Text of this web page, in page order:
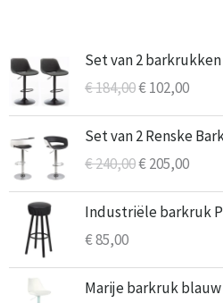
Set van 2
€184,00was:
€ 184,00.
€102,00is:
€
Set van 2 Renske
€240,00was:
€ 240,00.
€205,00is:
€
Industriële barkruk
€85,00
Marije barkruk blauw
Oorspronkelijke
Huidige